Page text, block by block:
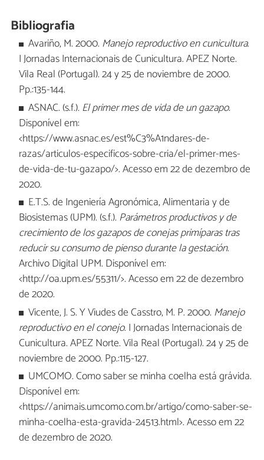
Bibliografia
Avariño, M. 2000. Manejo reproductivo en cunicultura.
I Jornadas Internacionais de Cunicultura. APEZ Norte.
Vila Real (Portugal). 24 y 25 de noviembre de 2000.
Pp.:135-144.
ASNAC. (s.f.). El primer mes de vida de un gazapo.
Disponível em:
<https://www.asnac.es/est%C3%A1ndares-de-
razas/articulos-especificos-sobre-cria/el-primer-mes-
de-vida-de-tu-gazapo/>. Acesso em 22 de dezembro de
2020.
E.T.S. de Ingeniería Agronómica, Alimentaria y de
Biosistemas (UPM). (s.f.). Parámetros productivos y de
crecimiento de los gazapos de conejas primíparas tras
reducir su consumo de pienso durante la gestación.
Archivo Digital UPM. Disponível em:
<http://oa.upm.es/55311/>. Acesso em 22 de dezembro
de 2020.
Vicente, J. S. Y Viudes de Casstro, M. P. 2000. Manejo
reproductivo en el conejo. I Jornadas Internacionais de
Cunicultura. APEZ Norte. Vila Real (Portugal). 24 y 25 de
noviembre de 2000. Pp.:115-127.
UMCOMO. Como saber se minha coelha está grávida.
Disponível em:
<https://animais.umcomo.com.br/artigo/como-saber-se-
minha-coelha-esta-gravida-24513.html>. Acesso em 22
de dezembro de 2020.